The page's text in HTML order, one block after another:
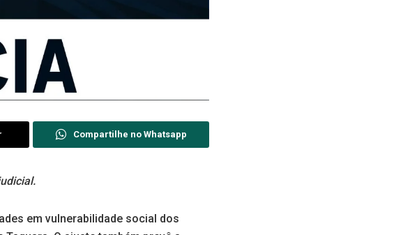
Compartilhe no Whatsapp
em vulnerabilidade social dos